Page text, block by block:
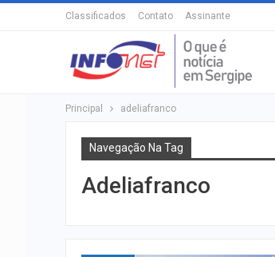
Classificados Contato Assinante
Principal adeliafranco
Navegação Na Tag
Adeliafranco